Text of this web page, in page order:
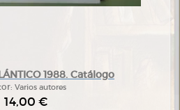
1988. Catálogo
Varios autores
14,00 €